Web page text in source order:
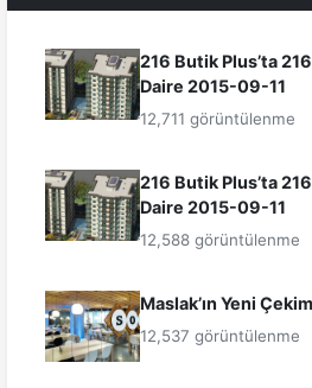
216 Butik Plus’ta
Daire 2015-09-11
12,711 görüntülenme
216 Butik Plus’ta
Daire 2015-09-11
12,588 görüntülenme
Maslak’ın Yeni
12,537 görüntülenme